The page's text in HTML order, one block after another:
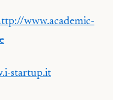
www.academic-
startup.it